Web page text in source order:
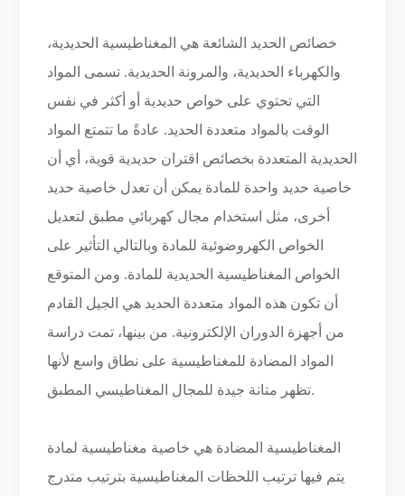
خصائص الحديد الشائعة هي المغناطيسية الحديدية،
والكهرباء الحديدية، والمرونة الحديدية. تسمى المواد
التي تحتوي على خواص حديدية أو أكثر في نفس
الوقت بالمواد متعددة الحديد. عادةً ما تتمتع المواد
الحديدية المتعددة بخصائص اقتران حديدية قوية، أي أن
خاصية حديد واحدة للمادة يمكن أن تعدل خاصية حديد
أخرى، مثل استخدام مجال كهربائي مطبق لتعديل
الخواص الكهروضوئية للمادة وبالتالي التأثير على
الخواص المغناطيسية الحديدية للمادة. ومن المتوقع
أن تكون هذه المواد متعددة الحديد هي الجيل القادم
من أجهزة الدوران الإلكترونية. من بينها، تمت دراسة
المواد المضادة للمغناطيسية على نطاق واسع لأنها
تظهر متانة جيدة للمجال المغناطيسي المطبق.
المغناطيسية المضادة هي خاصية مغناطيسية لمادة
يتم فيها ترتيب اللحظات المغناطيسية بترتيب متدرج